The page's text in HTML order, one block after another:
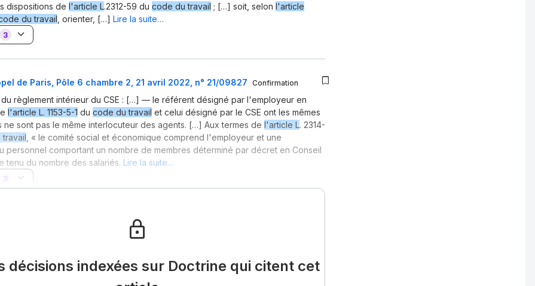
dispositions de l'article L.2312-59 du code du travail ; […] soit, selon l'article
du travail , orienter, […] Lire la suite…
3
de Paris, Pôle 6 chambre 2, 21 avril 2022, n° 21/09827 Confirmation
du règlement intérieur du CSE : […] — le référent désigné par l'employeur en
l'article L. 1153-5-1 du code du travail et celui désigné par le CSE ont les mêmes
ne sont pas le même interlocuteur des agents. […] Aux termes de l'article L. 2314-
, « le comité social et économique comprend l'employeur et une
personnel comportant un nombre de membres déterminé par décret en Conseil
tenu du nombre des salariés. Lire la suite…
3
décisions indexées sur Doctrine qui citent cet